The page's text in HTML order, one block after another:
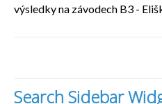
výsledky na závodech B3 -
Search Sidebar